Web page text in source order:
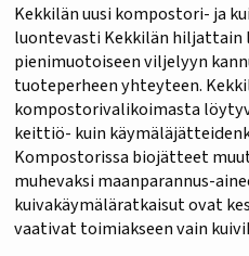
Kekkilän uusi kompostori- ja
luontevasti Kekkilän hiljattain
pienimuotoiseen viljelyyn
tuoteperheen yhteyteen.
kompostorivalikoimasta
keittiö- kuin
Kompostorissa biojätteet
muhevaksi maanparannus-
kuivakäymäläratkaisut ovat
vaativat toimiakseen vain